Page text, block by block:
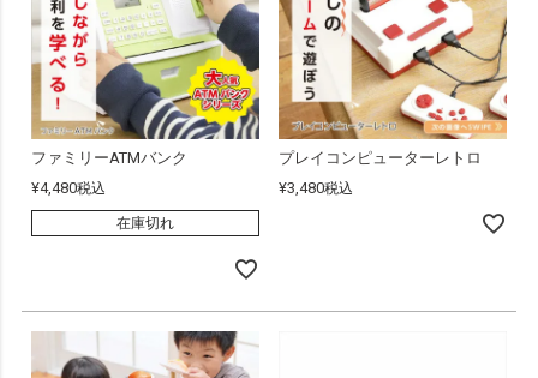
ファミリーATMバンク
¥4,480税込
在庫切れ
プレイコンピューターレトロ
¥3,480税込